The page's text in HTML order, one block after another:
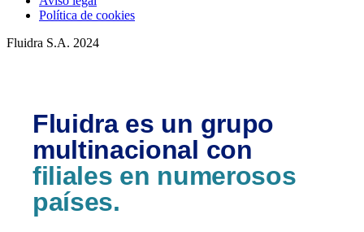
Política de cookies
Fluidra S.A. 2024
Fluidra es un grupo
multinacional con
filiales en numerosos
países.